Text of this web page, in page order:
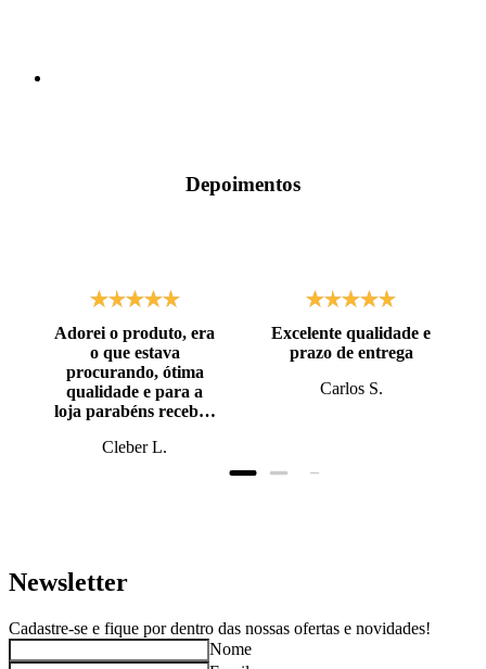
Depoimentos
Adorei o produto, era
o que estava
procurando, ótima
qualidade e para a
loja parabéns recebi o
prazo, super bem
Cleber L.
Excelente qualidade e
prazo de entrega
Carlos S.
Newsletter
Cadastre-se e fique por dentro das nossas ofertas e novidades!
Nome